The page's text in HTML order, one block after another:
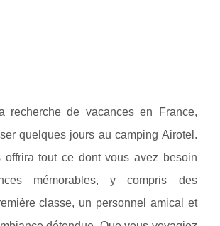
recherche de vacances en France,
quelques jours au camping Airotel.
offrira tout ce dont vous avez besoin
mémorables, y compris des
classe, un personnel amical et